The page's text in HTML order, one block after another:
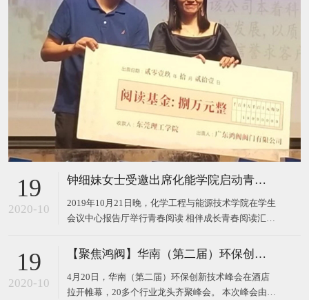
19
2020-10
钟细妹女士受邀出席化能学院启动青春阅读汇系列活动
2019年10月21日晚，化学工程与能源技术学院在学生
会议中心报告厅举行青春阅读 相伴成长青春阅读汇启
限公司董事长钟细妹、化能学院党委书记夏勇、化能
场仪式。化能学院党委委员、各支部书记、政治辅导
员、班主任
19
2020-10
【聚焦鸿阀】华南（第二届）环保创新技术峰会
4月20日，华南（第二届）环保创新技术峰会在酒店
拉开帷幕，20多个行业龙头齐聚峰会。 本次峰会由广